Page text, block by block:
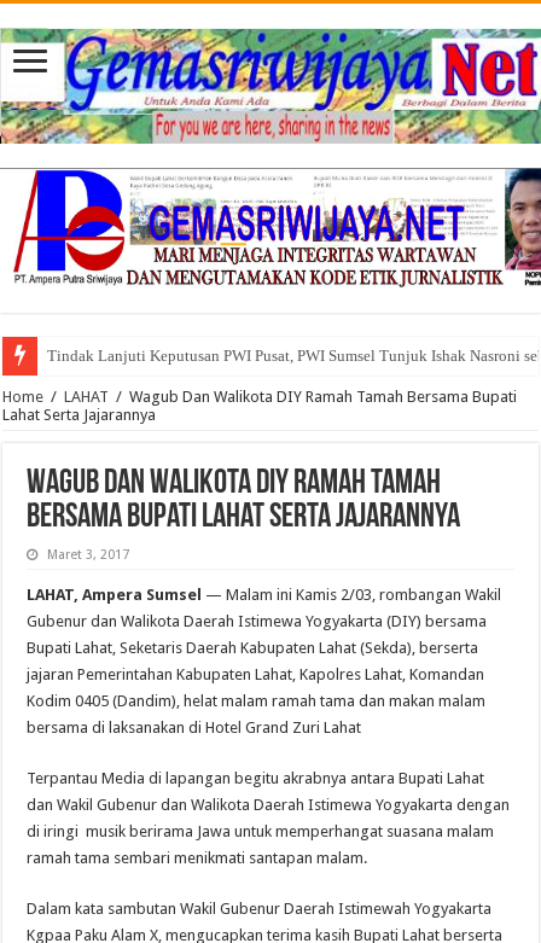
Tindak Lanjuti Keputusan PWI Pusat, PWI Sumsel Tunjuk Ishak Nasroni
Tuntut Akuntabilitas Dana Desa, Pemuda dan Tokoh Sukamerindu Desak
Home / LAHAT / Wagub Dan Walikota DIY Ramah Tamah Bersama Bupati
Lahat Serta Jajarannya
Wagub Dan Walikota DIY Ramah Tamah
Bersama Bupati Lahat Serta Jajarannya
Maret 3, 2017
LAHAT, Ampera Sumsel — Malam ini Kamis 2/03, rombangan Wakil
Gubenur dan Walikota Daerah Istimewa Yogyakarta (DIY) bersama
Bupati Lahat, Seketaris Daerah Kabupaten Lahat (Sekda), berserta
jajaran Pemerintahan Kabupaten Lahat, Kapolres Lahat, Komandan
Kodim 0405 (Dandim), helat malam ramah tama dan makan malam
bersama di laksanakan di Hotel Grand Zuri Lahat
Terpantau Media di lapangan begitu akrabnya antara Bupati Lahat
dan Wakil Gubenur dan Walikota Daerah Istimewa Yogyakarta dengan
di iringi musik berirama Jawa untuk memperhangat suasana malam
ramah tama sembari menikmati santapan malam.
Dalam kata sambutan Wakil Gubenur Daerah Istimewah Yogyakarta
Kgpaa Paku Alam X, mengucapkan terima kasih Bupati Lahat berserta